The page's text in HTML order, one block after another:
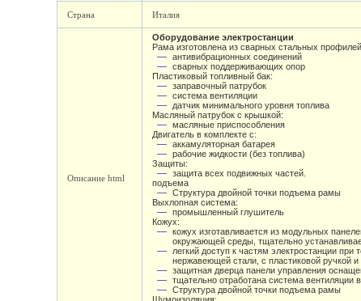
Страна Италия
Описание html
Оборудование электростанции
Рама изготовлена из сварных стальных
антивибрационных соединений
сварных поддерживающих опор
Пластиковый топливный бак:
заправочный патрубок
система вентиляции
датчик минимального уровня топлива
Масляный патрубок с крышкой:
масляные приспособления
Двигатель в комплекте с:
аккамуляторная батарея
рабочие жидкости (без топлива)
Защиты:
защита всех подвижных частей.
подъема
Структура двойной точки подъема рамы
Выхлопная система:
промышленный глушитель
Кожух:
кожух изготавливается из модульных
окружающей среды, тщательно
легкий доступ к частям электростанции
нержавеющей стали, с пластиковой ручкой
защитная дверца панели управления
тщательно отработана система вентиляции
Структура двойной точки подъема рамы